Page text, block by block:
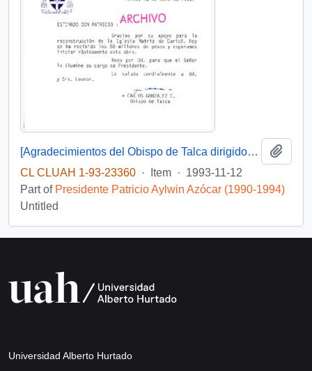
[Agradecimientos del Obispo de Talca dirigidos al Presidente Patricio Aylwin por el apoyo en la reconstrucción de la Iglesia Matriz de Curicó]
CL CLUAH 1-93-23360 · Item · 1993-11-12
Part of Presidente Patricio Aylwin Azócar (1990-1994)
Untitled
Universidad Alberto Hurtado